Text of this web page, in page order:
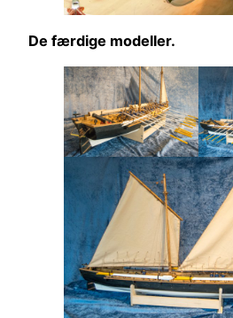
De færdige modeller.